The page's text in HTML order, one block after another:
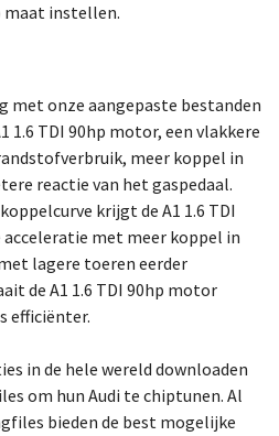
instellen.
met onze aangepaste bestanden
1.6 TDI 90hp motor, een vlakkere
meer koppel in
reactie van het gaspedaal.
krijgt de A1 1.6 TDI
met meer koppel in
lagere toeren eerder
de A1 1.6 TDI 90hp motor
efficiënter.
in de hele wereld downloaden
om hun Audi te chiptunen. Al
bieden de best mogelijke